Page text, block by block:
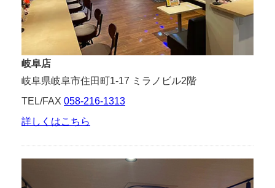
岐阜店
岐阜県岐阜市住田町1-17 ミラノビル2階
TEL/FAX 058-216-1313
詳しくはこちら